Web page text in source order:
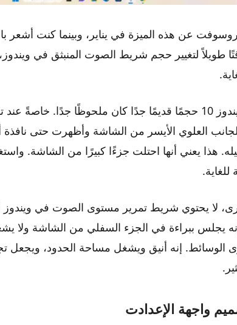
عن هذه الميزة في يناير، وبينما كنت أشعر
طويلاً لتغيير حجم شريط الصوت المنبثق في ويندوز،
كان لنظام ويندوز 10 حجمًا قديمًا جدًا كان ملحوظًا جدًا.
العلوي الأيسر من الشاشة وأظهرت حتى نافذة
هذا يعني أنها احتلت جزءًا كبيرًا من الشاشة.
يجلس ببراءة في الجزء السفلي من الشاشة ولا